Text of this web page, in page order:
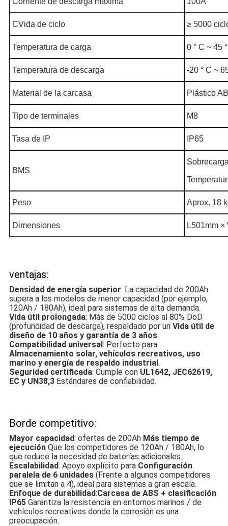
CVida de ciclo ≥ 5000
Temperatura de carga 0 ° C ~ 45
Temperatura de descarga -20 ° C ~
Material de la carcasa Plástico
Tipo de terminales M8
Tasa de IP IP65
BMS
Peso Aprox. 18
Dimensiones L501mm
ventajas:
Densidad de energía superior: La capacidad de 200Ah
supera a los modelos de menor capacidad (por ejemplo,
120Ah / 180Ah), ideal para sistemas de alta demanda.
Vida útil prolongada: Más de 5000 ciclos al 80% DoD
(profundidad de descarga), respaldado por unVida útil de
diseño de 10 años y garantía de 3 años.
Compatibilidad universal: Perfecto para
Almacenamiento solar, vehículos recreativos, uso
marino y energía de respaldo industrial.
Seguridad certificada: Cumple con UL1642, JEC62619,
EC y UN38,3 Estándares de confiabilidad.
Borde competitivo:
Mayor capacidad: ofertas de 200Ah Más tiempo de
ejecución Que los competidores de 120Ah / 180Ah, lo
que reduce la necesidad de baterías adicionales.
Escalabilidad: Apoyo explícito para Configuración
paralela de 6 unidades (Frente a algunos competidores
que se limitan a 4), ideal para sistemas a gran escala.
Enfoque de durabilidad:Carcasa de ABS + clasificación
IP65 Garantiza la resistencia en entornos marinos / de
vehículos recreativos donde la corrosión es una
preocupación.